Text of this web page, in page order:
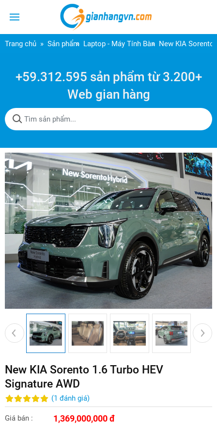
Trang chủ Sản phẩm Laptop - Máy Tính Bàn New KIA Sorento
+59.312.595 sản phẩm từ 3.200+
Web gian hàng
New KIA Sorento 1.6 Turbo HEV
Signature AWD
(1 đánh giá)
Giá bán : 1,369,000,000 đ